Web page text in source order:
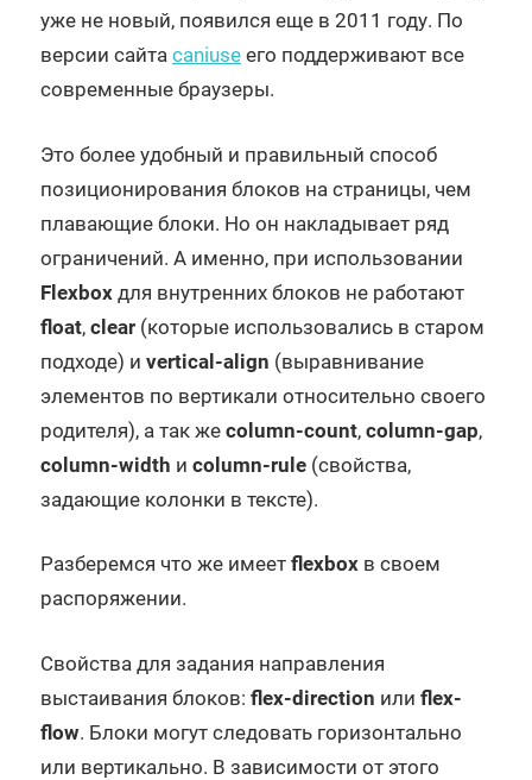
уже не новый, появился еще в 2011 году. По
версии сайта caniuse его поддерживают все
современные браузеры.
Это более удобный и правильный способ
позиционирования блоков на страницы, чем
плавающие блоки. Но он накладывает ряд
ограничений. А именно, при использовании
Flexbox для внутренних блоков не работают
float, clear (которые использовались в старом
подходе) и vertical-align (выравнивание
элементов по вертикали относительно своего
родителя), а так же column-count, column-gap,
column-width и column-rule (свойства,
задающие колонки в тексте).
Разберемся что же имеет flexbox в своем
распоряжении.
Свойства для задания направления
выстаивания блоков: flex-direction или flex-
flow. Блоки могут следовать горизонтально
или вертикально. В зависимости от этого